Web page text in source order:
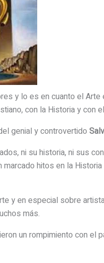
y lo es en cuanto el
con la Historia y con
genial y controvertido
ni su historia, ni sus
hitos en la
y en especial sobre
más.
un rompimiento con el